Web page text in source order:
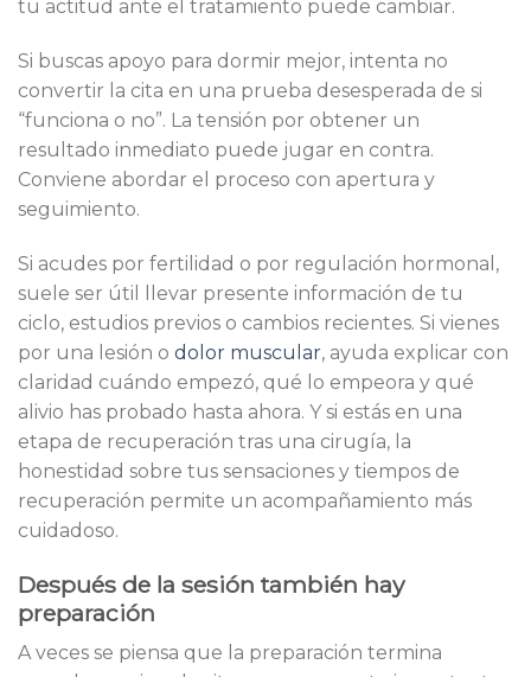
tu actitud ante el tratamiento puede cambiar.
Si buscas apoyo para dormir mejor, intenta no
convertir la cita en una prueba desesperada de si
“funciona o no”. La tensión por obtener un
resultado inmediato puede jugar en contra.
Conviene abordar el proceso con apertura y
seguimiento.
Si acudes por fertilidad o por regulación hormonal,
suele ser útil llevar presente información de tu
ciclo, estudios previos o cambios recientes. Si vienes
por una lesión o dolor muscular, ayuda explicar con
claridad cuándo empezó, qué lo empeora y qué
alivio has probado hasta ahora. Y si estás en una
etapa de recuperación tras una cirugía, la
honestidad sobre tus sensaciones y tiempos de
recuperación permite un acompañamiento más
cuidadoso.
Después de la sesión también hay
preparación
A veces se piensa que la preparación termina